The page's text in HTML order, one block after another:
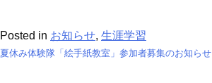
Posted in お知らせ, 生涯学習
夏休み体験隊「絵手紙教室」参加者募集のお知らせ